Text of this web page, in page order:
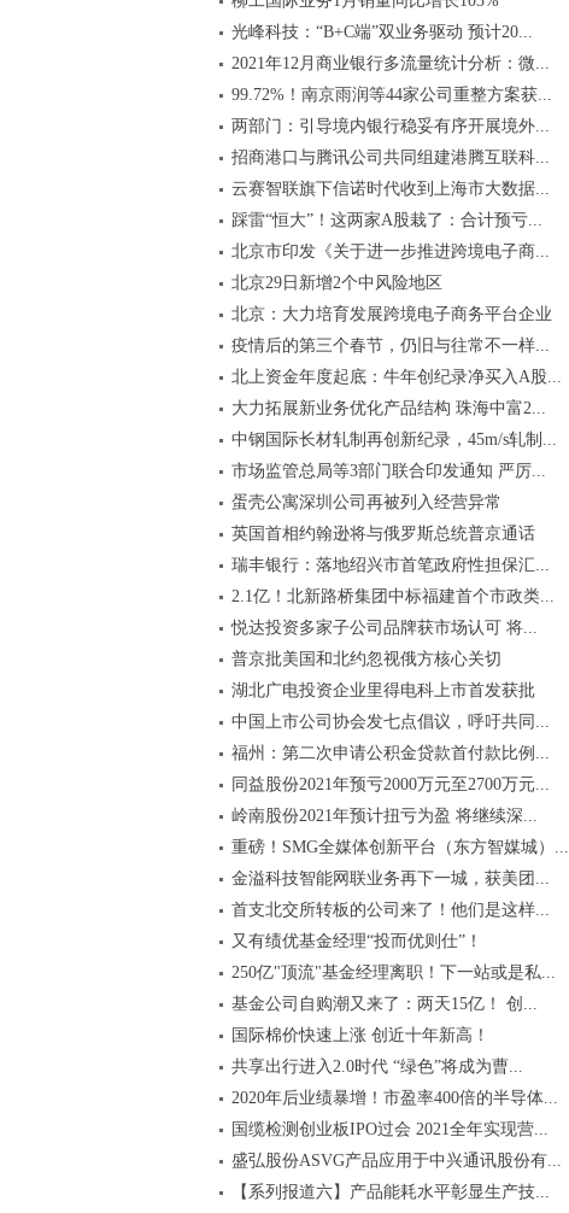
光峰科技：“B+C端”双业务驱动 预计20...
2021年12月商业银行多流量统计分析：微...
99.72%！南京雨润等44家公司重整方案获...
两部门：引导境内银行稳妥有序开展境外...
招商港口与腾讯公司共同组建港腾互联科...
云赛智联旗下信诺时代收到上海市大数据...
踩雷“恒大”！这两家A股栽了：合计预亏...
北京市印发《关于进一步推进跨境电子商...
北京29日新增2个中风险地区
北京：大力培育发展跨境电子商务平台企业
疫情后的第三个春节，仍旧与往常不一样...
北上资金年度起底：牛年创纪录净买入A股...
大力拓展新业务优化产品结构 珠海中富2...
中钢国际长材轧制再创新纪录，45m/s轧制...
市场监管总局等3部门联合印发通知 严厉...
蛋壳公寓深圳公司再被列入经营异常
英国首相约翰逊将与俄罗斯总统普京通话
瑞丰银行：落地绍兴市首笔政府性担保汇...
2.1亿！北新路桥集团中标福建首个市政类...
悦达投资多家子公司品牌获市场认可 将...
普京批美国和北约忽视俄方核心关切
湖北广电投资企业里得电科上市首发获批
中国上市公司协会发七点倡议，呼吁共同...
福州：第二次申请公积金贷款首付款比例...
同益股份2021年预亏2000万元至2700万元...
岭南股份2021年预计扭亏为盈 将继续深...
重磅！SMG全媒体创新平台（东方智媒城）...
金溢科技智能网联业务再下一城，获美团...
首支北交所转板的公司来了！他们是这样...
又有绩优基金经理“投而优则仕”！
250亿"顶流"基金经理离职！下一站或是私...
基金公司自购潮又来了：两天15亿！ 创...
国际棉价快速上涨 创近十年新高！
共享出行进入2.0时代 “绿色”将成为曹...
2020年后业绩暴增！市盈率400倍的半导体...
国缆检测创业板IPO过会 2021全年实现营...
盛弘股份ASVG产品应用于中兴通讯股份有...
【系列报道六】产品能耗水平彰显生产技...